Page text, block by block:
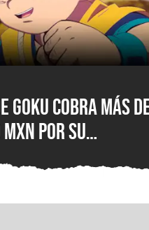
Goku cobra más
por su
que es un